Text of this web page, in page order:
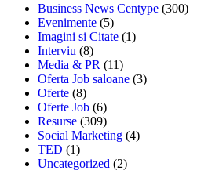
Business News Centype (300)
Evenimente (5)
Imagini si Citate (1)
Interviu (8)
Media & PR (11)
Oferta Job saloane (3)
Oferte (8)
Oferte Job (6)
Resurse (309)
Social Marketing (4)
TED (1)
Uncategorized (2)